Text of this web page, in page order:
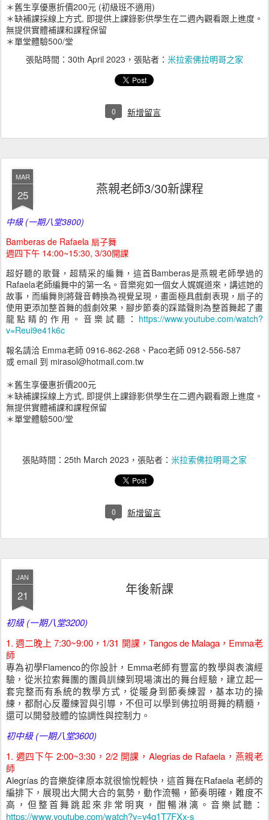
＊舊生享優惠折價200元 (初級班不適用)
＊缺補課採線上方式, 即提供上課錄影供學生在二週內觀看跟上進度。
無提供實體補課和課程保留
＊單堂體驗500/堂
張貼時間： 30th April 2023 ，張貼者： 米拉索佛拉明哥之家
0 新增留言
MAR
25 燕親老師3/30新課程
中級 (一期八堂3800)
Bamberas de Rafaela 扇子舞
週四下午 14:00~15:30, 3/30開課
超好聽的歌聲，超精采的編舞，這首Bamberas是燕親老師學過的
Rafaela老師編舞中的第一名。音樂宛如一個女人娓娓道來，講述她的
故事，而編舞則將聲音轉換為視覺呈現，畫面極具戲劇表現，扇子的
使用更添加整首舞的戲劇效果，腳步節奏的踩踏聲則為整首舞起了畫
龍點睛的作用。 音樂試聽： https://www.youtube.com/watch?
v=Reui9e41k6c
報名請洽 Emma老師 0916-862-268、Paco老師 0912-556-587
或 email 到 mirasol@hotmail.com.tw
＊舊生享優惠折價200元
＊缺補課採線上方式, 即提供上課錄影供學生在二週內觀看跟上進度。
無提供實體補課和課程保留
＊單堂體驗500/堂
張貼時間： 25th March 2023 ，張貼者： 米拉索佛拉明哥之家
0 新增留言
JAN
21 年後新課
初級 (一期八堂3200)
1. 週二晚上 7:30~9:00，1/31 開課，Tangos de Malaga，Emma老
師
專為初學Flamenco的你設計，Emma老師有豐富的教學與表演經
驗，從米拉索舞團的團員訓練到現場演出的舞台經驗，建立起一
套完整而有系統的教學方式，從暖身到節奏練習，基本功的操
練，都耐心反覆練習與引導，不但可以學到佛拉明哥舞的精髓，
還可以開發肢體的協調性與控制力。
初中級 (一期八堂3600)
1. 週四下午 2:00~3:30，2/2 開課，Alegrias de Rafaela，燕親老
師
Alegrías 的音樂旋律原本就很愉悅輕快，這首舞在Rafaela 老師的
編排下，展現出大開大合的氣勢，動作流暢，節奏明確，難度不
高，但整首舞跳起來非常明爽，酣暢淋漓。音樂試聽：
https://www.youtube.com/watch?v=v4q1T7FXx-s